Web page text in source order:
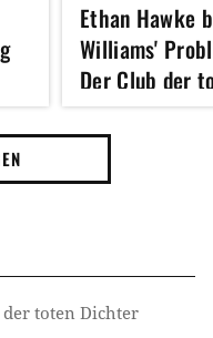
Ethan Hawke
Williams'
Der Club der
war sehr
toten Dichter